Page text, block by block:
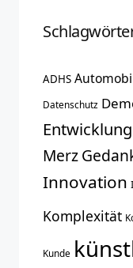
ADHS
Datenschutz
Entwicklung
Merz
Innovation
Komplexität
Kunde